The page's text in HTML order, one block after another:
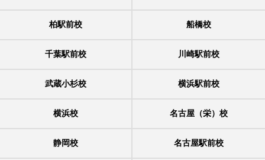
柏駅前校 船橋校
千葉駅前校 川崎駅前校
武蔵小杉校 横浜駅前校
横浜校 名古屋（栄）校
静岡校 名古屋駅前校